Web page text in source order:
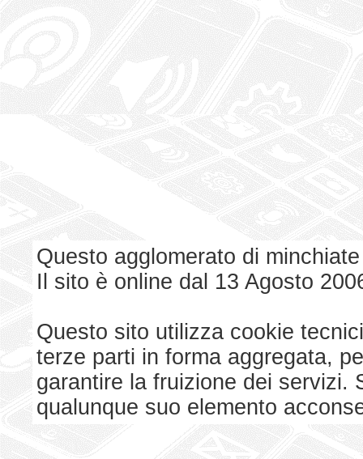
Questo agglomerato di
Il sito è online dal 13 Agosto
Questo sito utilizza cookie
terze parti in forma aggregata,
garantire la fruizione dei servizi.
qualunque suo elemento